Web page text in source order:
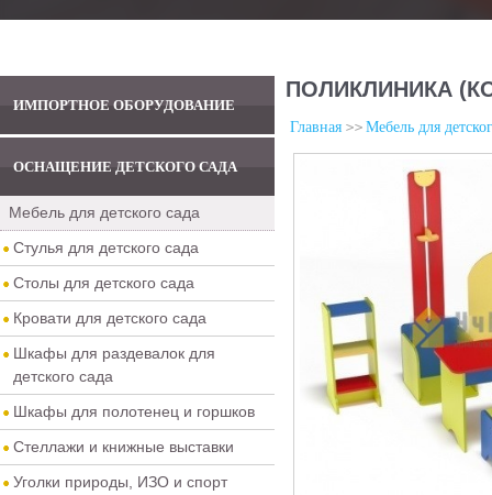
ИМПОРТНОЕ ОБОРУДОВАНИЕ
ОСНАЩЕНИЕ ДЕТСКОГО САДА
Мебель для детского сада
Стулья для детского сада
Столы для детского сада
Кровати для детского сада
Шкафы для раздевалок для
детского сада
Шкафы для полотенец и горшков
Стеллажи и книжные выставки
Уголки природы, ИЗО и спорт
ПОЛИКЛИНИКА
Главная Мебель для